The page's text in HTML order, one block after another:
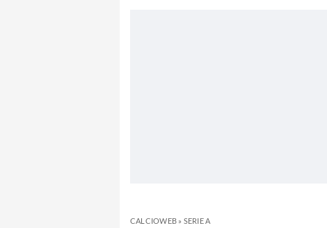
CALCIOWEB» SERIE A